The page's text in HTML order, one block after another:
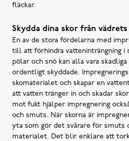
fläckar.
Skydda dina skor från
En av de stora fördelarna med
till att förhindra vatteninträngning i
pölar och snö kan alla vara
ordentligt skyddade.
skomaterialet och skapar en
att vatten tränger in och skadar
mot fukt hjälper impregnering
och smuts. När skorna är
yta som gör det svårare för smuts
materialet. Det blir enklare att